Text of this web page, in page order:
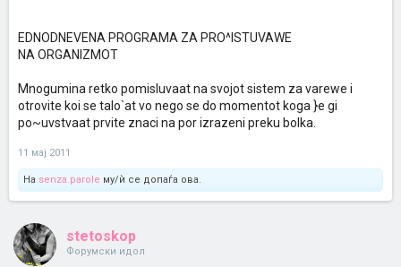
EDNODNEVENA PROGRAMA ZA PRO^ISTUVAWE
NA ORGANIZMOT
Mnogumina retko pomisluvaat na svojot sistem za varewe i
otrovite koi se talo`at vo nego se do momentot koga }e gi
po~uvstvaat prvite znaci na por izrazeni preku bolka.
11 мај 2011
На senza.parole му/ѝ се допаѓа ова.
stetoskop
Форумски идол